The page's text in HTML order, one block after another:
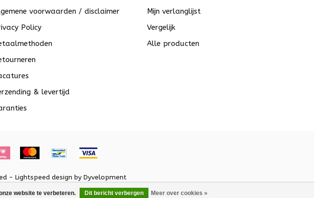
website te verbeteren. Dit bericht verbergen Meer over cookies »
voorwaarden / disclaimer
Policy
& levertijd
Mijn verlanglijst
Vergelijk
Alle producten
- Lightspeed design by Dyvelopment